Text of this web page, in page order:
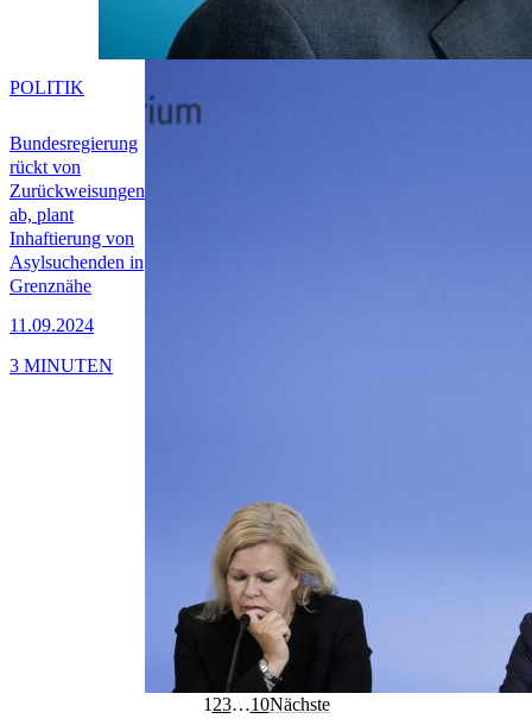
Bundesregierung
rückt von
Zurückweisungen
ab, plant
Inhaftierung von
Asylsuchenden in
Grenznähe
11.09.2024
POLITIK
3 MINUTEN
1 23…10Nächste